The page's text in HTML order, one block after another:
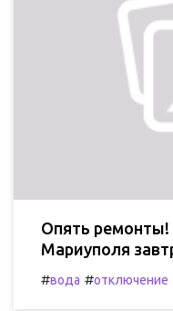
Опять
Мариуполя
#вода #отключение